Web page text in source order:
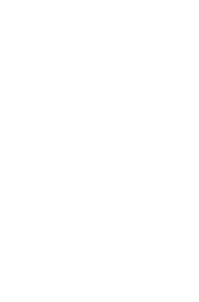
Richieste non
esclusive e news per